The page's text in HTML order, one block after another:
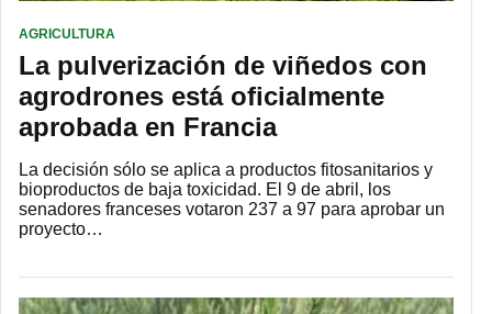
AGRICULTURA
La pulverización de viñedos con
agrodrones está oficialmente
aprobada en Francia
La decisión sólo se aplica a productos fitosanitarios y
bioproductos de baja toxicidad. El 9 de abril, los
senadores franceses votaron 237 a 97 para aprobar un
proyecto…